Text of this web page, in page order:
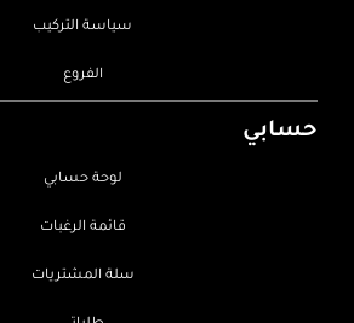
سياسة التركيب
الفروع
حسابي
لوحة حسابي
قائمة الرغبات
سلة المشتريات